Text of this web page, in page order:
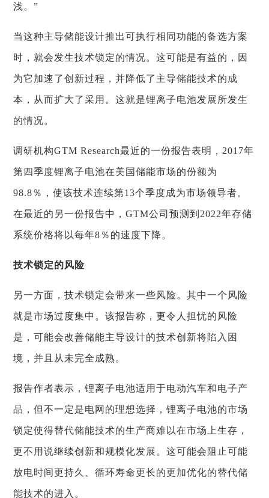
浅。”
当这种主导储能设计推出可执行相同功能的备选方案
时，就会发生技术锁定的情况。这可能是有益的，因
为它加速了创新过程，并降低了主导储能技术的成
本，从而扩大了采用。这就是锂离子电池发展所发生
的情况。
调研机构GTM Research最近的一份报告表明，2017年
第四季度锂离子电池在美国储能市场的份额为
98.8％，使该技术连续第13个季度成为市场领导者。
在最近的另一份报告中，GTM公司预测到2022年存储
系统价格将以每年8％的速度下降。
技术锁定的风险
另一方面，技术锁定会带来一些风险。其中一个风险
就是市场过度集中。该报告称，更令人担忧的风险
是，可能会改善储能主导设计的技术创新将陷入困
境，并且从未完全成熟。
报告作者表示，锂离子电池适用于电动汽车和电子产
品，但不一定是电网的理想选择，锂离子电池的市场
锁定使得替代储能技术的生产商难以在市场上生存，
更不用说继续创新和规模化发展。这可能会阻止可能
放电时间更持久、循环寿命更长的更加优化的替代储
能技术的进入。